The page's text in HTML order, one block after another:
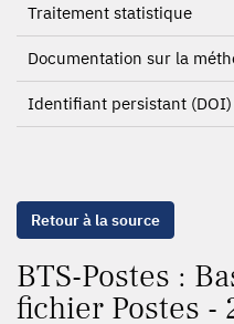
Traitement statistique
Documentation sur la
Identifiant persistant (DOI)
Retour à la source
BTS-Postes :
fichier Postes -